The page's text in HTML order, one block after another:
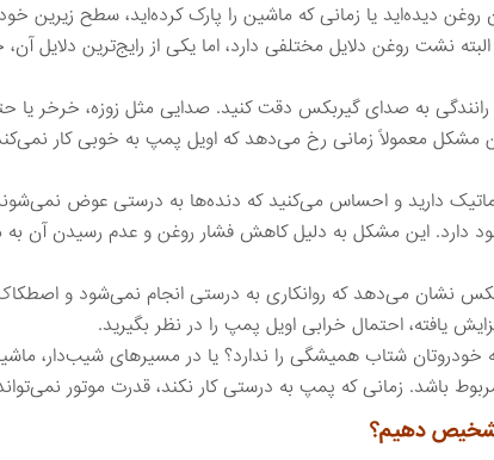
روغن دیده‌اید یا زمانی که ماشین را پارک کرده‌اید، سطح
نشت روغن دلایل مختلفی دارد، اما یکی از رایج‌ترین دلایل
رانندگی به صدای گیربکس دقت کنید. صدایی مثل زوزه، خرخر یا
مشکل معمولاً زمانی رخ می‌دهد که اویل پمپ به خوبی کار
دارید و احساس می‌کنید که دنده‌ها به درستی عوض
دارد. این مشکل به دلیل کاهش فشار روغن و عدم رسیدن آن
نشان می‌دهد که روانکاری به درستی انجام نمی‌شود و
یافته، احتمال خرابی اویل پمپ را در نظر بگیرید.
شتاب همیشگی را ندارد؟ یا در مسیرهای شیب‌دار،
باشد. زمانی که پمپ به درستی کار نکند، قدرت موتور
دهیم؟